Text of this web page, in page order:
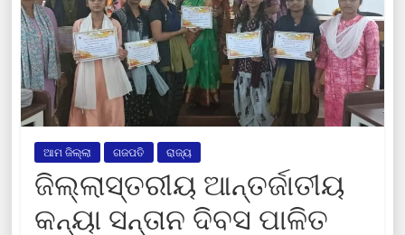
ଆମ ଜିଲ୍ଲା ଗଜପତି ରାଜ୍ୟ
ଜିଲ୍ଲାସ୍ତରୀୟ ଆନ୍ତର୍ଜାତୀୟ
କନ୍ୟା ସନ୍ତାନ ଦିବସ ପାଳିତ